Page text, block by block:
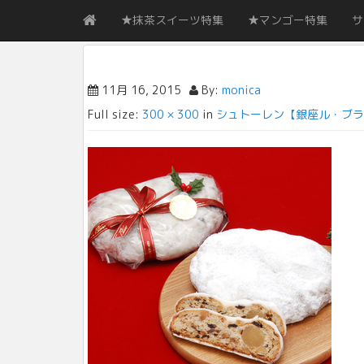
★抹茶スイーツ特集 ★マンゴー特集
11月 16, 2015 By: monica
Full size: 300 × 300 in シュトーレン【銀座ル・ブラ